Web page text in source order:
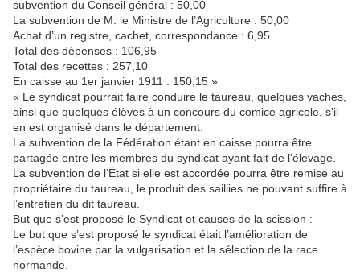
subvention du Conseil général : 50,00
La subvention de M. le Ministre de l’Agriculture : 50,00
Achat d’un registre, cachet, correspondance : 6,95
Total des dépenses : 106,95
Total des recettes : 257,10
En caisse au 1er janvier 1911 : 150,15 »
« Le syndicat pourrait faire conduire le taureau, quelques vaches,
ainsi que quelques élèves à un concours du comice agricole, s’il
en est organisé dans le département.
La subvention de la Fédération étant en caisse pourra être
partagée entre les membres du syndicat ayant fait de l’élevage.
La subvention de l’État si elle est accordée pourra être remise au
propriétaire du taureau, le produit des saillies ne pouvant suffire à
l’entretien du dit taureau.
But que s’est proposé le Syndicat et causes de la scission :
Le but que s’est proposé le syndicat était l’amélioration de
l’espèce bovine par la vulgarisation et la sélection de la race
normande.